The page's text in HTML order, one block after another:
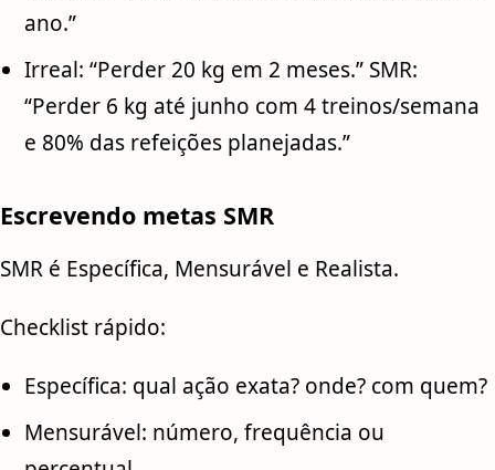
ano.”
Irreal: “Perder 20 kg em 2 meses.” SMR:
“Perder 6 kg até junho com 4 treinos/semana
e 80% das refeições planejadas.”
Escrevendo metas SMR
SMR é Específica, Mensurável e Realista.
Checklist rápido:
Específica: qual ação exata? onde? com quem?
Mensurável: número, frequência ou